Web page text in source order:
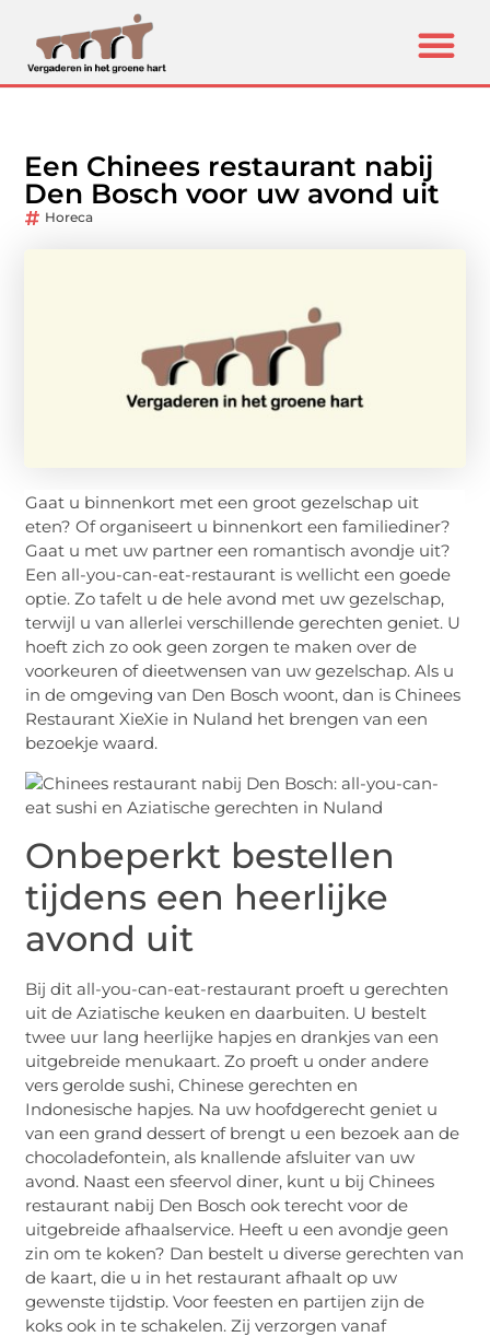
Een Chinees restaurant nabij
Den Bosch voor uw avond uit
Horeca
Gaat u binnenkort met een groot gezelschap uit
eten? Of organiseert u binnenkort een familiediner?
Gaat u met uw partner een romantisch avondje uit?
Een all-you-can-eat-restaurant is wellicht een goede
optie. Zo tafelt u de hele avond met uw gezelschap,
terwijl u van allerlei verschillende gerechten geniet. U
hoeft zich zo ook geen zorgen te maken over de
voorkeuren of dieetwensen van uw gezelschap. Als u
in de omgeving van Den Bosch woont, dan is Chinees
Restaurant XieXie in Nuland het brengen van een
bezoekje waard.
Onbeperkt bestellen
tijdens een heerlijke
avond uit
Bij dit all-you-can-eat-restaurant proeft u gerechten
uit de Aziatische keuken en daarbuiten. U bestelt
twee uur lang heerlijke hapjes en drankjes van een
uitgebreide menukaart. Zo proeft u onder andere
vers gerolde sushi, Chinese gerechten en
Indonesische hapjes. Na uw hoofdgerecht geniet u
van een grand dessert of brengt u een bezoek aan de
chocoladefontein, als knallende afsluiter van uw
avond. Naast een sfeervol diner, kunt u bij Chinees
restaurant nabij Den Bosch ook terecht voor de
uitgebreide afhaalservice. Heeft u een avondje geen
zin om te koken? Dan bestelt u diverse gerechten van
de kaart, die u in het restaurant afhaalt op uw
gewenste tijdstip. Voor feesten en partijen zijn de
koks ook in te schakelen. Zij verzorgen vanaf